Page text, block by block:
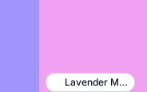
Lavender Magenta